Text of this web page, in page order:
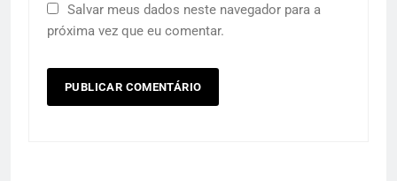
Salvar meus dados neste navegador para a
próxima vez que eu comentar.